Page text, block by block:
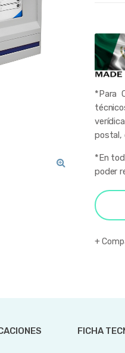
*Para
postal,
*En
poder
FICHA